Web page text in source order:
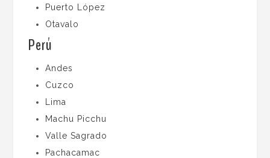
Puerto López
Otavalo
Perú
Andes
Cuzco
Lima
Machu Picchu
Valle Sagrado
Pachacamac